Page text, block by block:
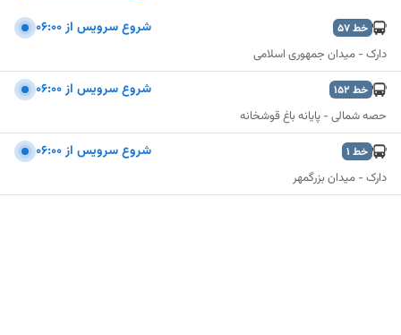
خط57 شروع سرویس از ۰۶:۰۰
دارک - میدان جمهوری اسلامی
خط 152 شروع سرویس از ۰۶:۰۰
حصه شمالی - پایانه باغ قوشخانه
خط 1 شروع سرویس از ۰۶:۰۰
دارک - میدان بزرگمهر